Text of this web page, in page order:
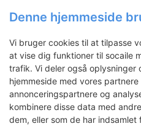
Karin Wegener
Restaurering af
Jørgensen
Denne hjemmeside
Vi bruger cookies til at tilpasse
at vise dig funktioner til socaile
trafik. Vi deler også oplysninger
hjemmeside med vores
annonceringspartnere og
kombinere disse data med
dem, eller som de har